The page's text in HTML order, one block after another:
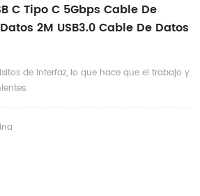
C Tipo C 5Gbps Cable De
2M USB3.0 Cable De Datos
de interfaz, lo que hace que el trabajo y